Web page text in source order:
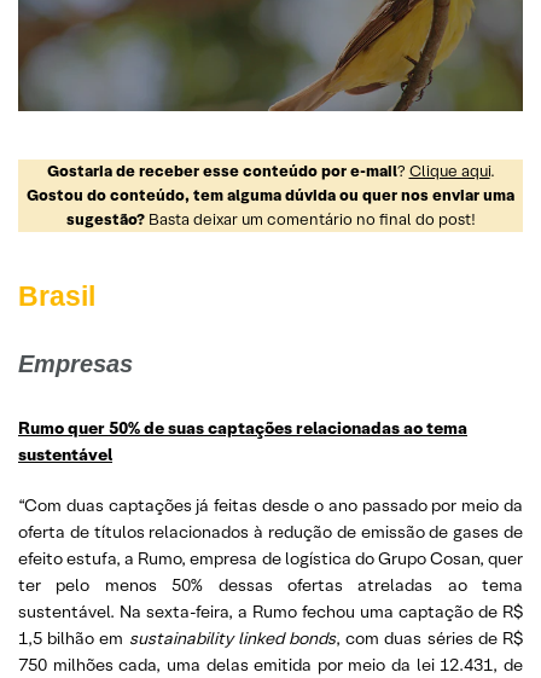
Gostaria de receber esse conteúdo por e-mail? Clique aqui.
Gostou do conteúdo, tem alguma dúvida ou quer nos enviar uma
sugestão?Basta deixar um comentário no final do post!
Brasil
Empresas
Rumo quer 50% de suas captações relacionadas ao tema
sustentável
“Com duas captações já feitas desde o ano passado por meio da
oferta de títulos relacionados à redução de emissão de gases de
efeito estufa, a Rumo, empresa de logística do Grupo Cosan, quer
ter pelo menos 50% dessas ofertas atreladas ao tema
sustentável. Na sexta-feira, a Rumo fechou uma captação de R$
1,5 bilhão em sustainability linked bonds, com duas séries de R$
750 milhões cada, uma delas emitida por meio da lei 12.431, de